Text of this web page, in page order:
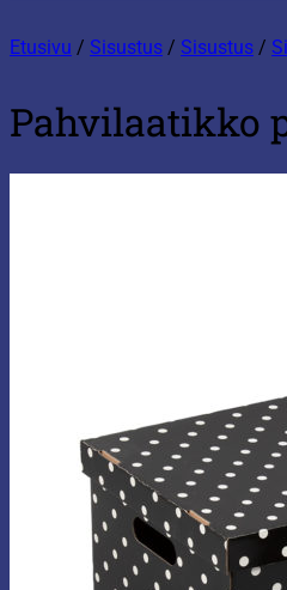
Etusivu / Sisustus / Sisustus /
Pahvilaatikko